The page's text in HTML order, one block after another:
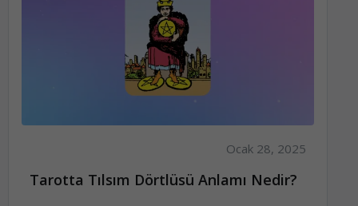
Ocak 28, 2025
Tarotta Tılsım Dörtlüsü Anlamı Nedir?